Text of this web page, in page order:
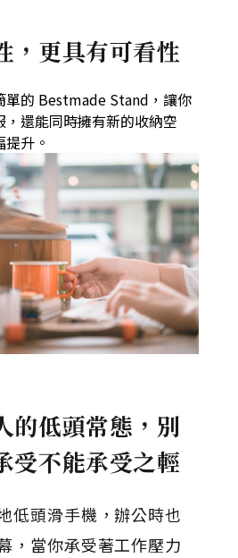
，更具有可看性
單的 Bestmade Stand，讓你
還能同時擁有新的收納空
升。
的低頭常態，別
受不能承受之輕
低頭滑手機，辦公時也
，當你承受著工作壓力